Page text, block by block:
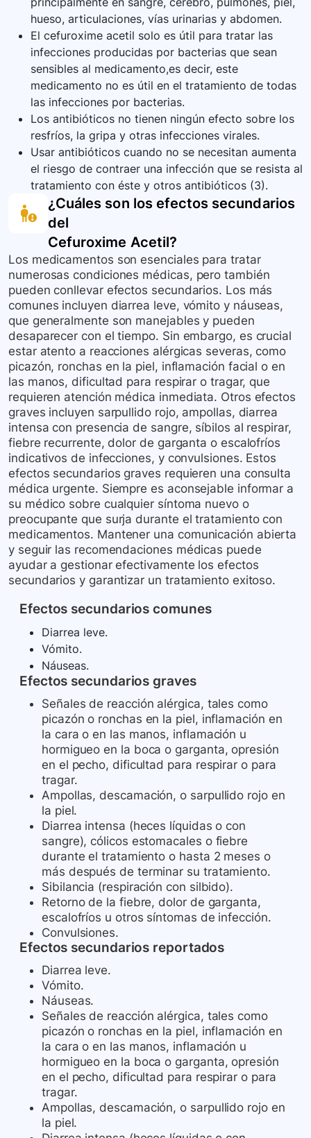
hueso, articulaciones, vías urinarias y abdomen.
El cefuroxime acetil solo es útil para tratar las
infecciones producidas por bacterias que sean
sensibles al medicamento,es decir, este
medicamento no es útil en el tratamiento de todas
las infecciones por bacterias.
Los antibióticos no tienen ningún efecto sobre los
resfríos, la gripa y otras infecciones virales.
Usar antibióticos cuando no se necesitan aumenta
el riesgo de contraer una infección que se resista al
tratamiento con éste y otros antibióticos (3).
¿Cuáles son los efectos secundarios
del
Cefuroxime Acetil?
Los medicamentos son esenciales para tratar
numerosas condiciones médicas, pero también
pueden conllevar efectos secundarios. Los más
comunes incluyen diarrea leve, vómito y náuseas,
que generalmente son manejables y pueden
desaparecer con el tiempo. Sin embargo, es crucial
estar atento a reacciones alérgicas severas, como
picazón, ronchas en la piel, inflamación facial o en
las manos, dificultad para respirar o tragar, que
requieren atención médica inmediata. Otros efectos
graves incluyen sarpullido rojo, ampollas, diarrea
intensa con presencia de sangre, síbilos al respirar,
fiebre recurrente, dolor de garganta o escalofríos
indicativos de infecciones, y convulsiones. Estos
efectos secundarios graves requieren una consulta
médica urgente. Siempre es aconsejable informar a
su médico sobre cualquier síntoma nuevo o
preocupante que surja durante el tratamiento con
medicamentos. Mantener una comunicación abierta
y seguir las recomendaciones médicas puede
ayudar a gestionar efectivamente los efectos
secundarios y garantizar un tratamiento exitoso.
Efectos secundarios comunes
Diarrea leve.
Vómito.
Náuseas.
Efectos secundarios graves
Señales de reacción alérgica, tales como
picazón o ronchas en la piel, inflamación en
la cara o en las manos, inflamación u
hormigueo en la boca o garganta, opresión
en el pecho, dificultad para respirar o para
tragar.
Ampollas, descamación, o sarpullido rojo en
la piel.
Diarrea intensa (heces líquidas o con
sangre), cólicos estomacales o fiebre
durante el tratamiento o hasta 2 meses o
más después de terminar su tratamiento.
Sibilancia (respiración con silbido).
Retorno de la fiebre, dolor de garganta,
escalofríos u otros síntomas de infección.
Convulsiones.
Efectos secundarios reportados
Diarrea leve.
Vómito.
Náuseas.
Señales de reacción alérgica, tales como
picazón o ronchas en la piel, inflamación en
la cara o en las manos, inflamación u
hormigueo en la boca o garganta, opresión
en el pecho, dificultad para respirar o para
tragar.
Ampollas, descamación, o sarpullido rojo en
la piel.